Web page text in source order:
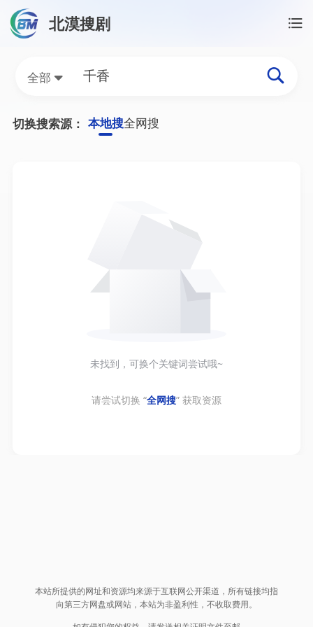
北漠搜剧
全部
千香网盘资源搜索结果
切换搜索源： 本地搜全网搜
未找到，可换个关键词尝试哦~
请尝试切换 “全网搜” 获取资源
本站所提供的网址和资源均来源于互联网公开渠道，所有链接均指
向第三方网盘或网站，本站为非盈利性，不收取费用。